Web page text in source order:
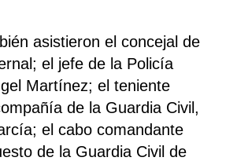
asistieron el concejal de
el jefe de la Policía
Martínez; el teniente
de la Guardia Civil,
el cabo comandante
de la Guardia Civil de